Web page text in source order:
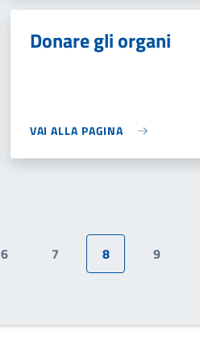
Donare gli organi
VAI ALLA PAGINA
Pagina
6
Pagina
7
Pagina attuale
8
Pagina
9